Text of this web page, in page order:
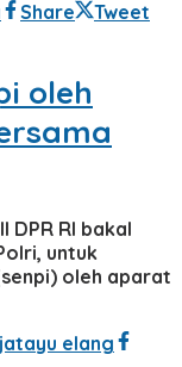
Share Tweet
oleh
DPR RI bakal
untuk
oleh aparat
jatayu elang